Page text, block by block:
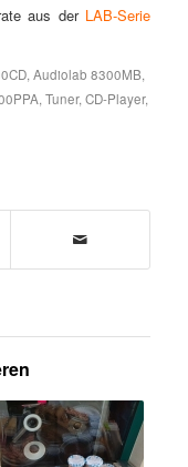
aus der LAB-Serie
, Audiolab 8300MB,
, Tuner, CD-Player,